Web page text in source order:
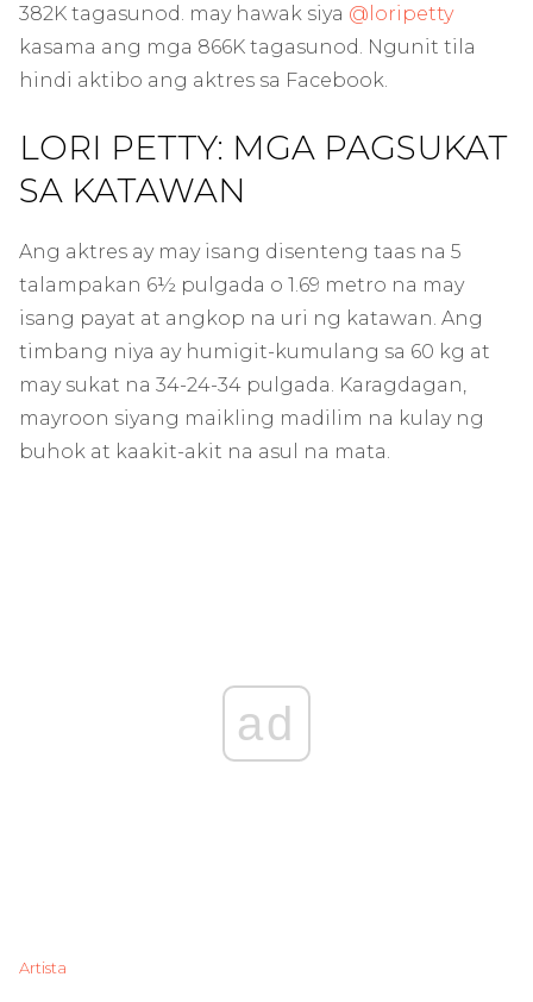
382K tagasunod. may hawak siya @loripetty
kasama ang mga 866K tagasunod. Ngunit tila
hindi aktibo ang aktres sa Facebook.
LORI PETTY: MGA PAGSUKAT
SA KATAWAN
Ang aktres ay may isang disenteng taas na 5
talampakan 6½ pulgada o 1.69 metro na may
isang payat at angkop na uri ng katawan. Ang
timbang niya ay humigit-kumulang sa 60 kg at
may sukat na 34-24-34 pulgada. Karagdagan,
mayroon siyang maikling madilim na kulay ng
buhok at kaakit-akit na asul na mata.
ad
Artista